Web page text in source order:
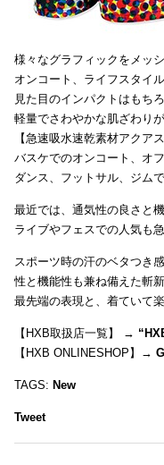
様々なグラフィックをメッ
オンコート、ライフスタイ
見た目のインパクトはもち
軽量でさわやかな肌ざわり
【急速吸水速乾素材アクア
バスケでのオンコート、オ
ダンス、フットサル、ジム
最近では、通気性の良さと
ライブやフェスでの人気も急
スポーツ時の汗のベタつき
性と機能性も兼ね備えた斬
最先端の表現と、着ていて
【HXB取扱店一覧】 → “
【HXB ONLINESHOP】→
TAGS: New
Tweet